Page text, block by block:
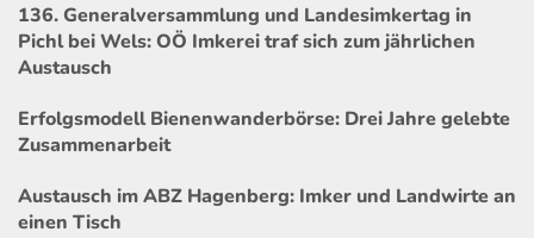
136. Generalversammlung und Landesimkertag in
Pichl bei Wels: OÖ Imkerei traf sich zum jährlichen
Austausch
Erfolgsmodell Bienenwanderbörse: Drei Jahre gelebte
Zusammenarbeit
Austausch im ABZ Hagenberg: Imker und Landwirte an
einen Tisch